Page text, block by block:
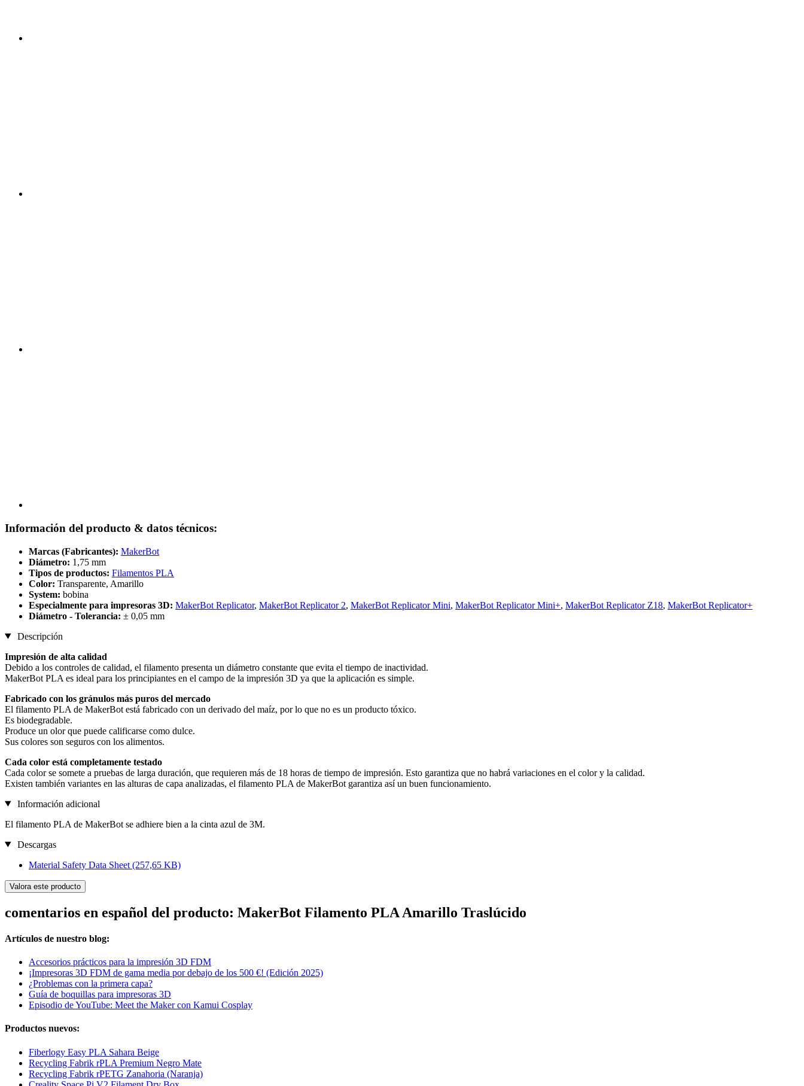
Información del producto & datos técnicos:
Marcas (Fabricantes): MakerBot
Diámetro: 1,75 mm
Tipos de productos: Filamentos PLA
Color: Transparente, Amarillo
System: bobina
Especialmente para impresoras 3D: MakerBot Replicator, MakerBot Replicator 2, MakerBot Replicator Mini, MakerBot Replicator Mini+, MakerBot Replicator Z18, MakerBot Replicator+
Diámetro - Tolerancia: ± 0,05 mm
Descripción
Impresión de alta calidad
Debido a los controles de calidad, el filamento presenta un diámetro constante que evita el tiempo de inactividad.
MakerBot PLA es ideal para los principiantes en el campo de la impresión 3D ya que la aplicación es simple.
Fabricado con los gránulos más puros del mercado
El filamento PLA de MakerBot está fabricado con un derivado del maíz, por lo que no es un producto tóxico.
Es biodegradable.
Produce un olor que puede calificarse como dulce.
Sus colores son seguros con los alimentos.
Cada color está completamente testado
Cada color se somete a pruebas de larga duración, que requieren más de 18 horas de tiempo de impresión. Esto garantiza que no habrá variaciones en el color y la calidad.
Existen también variantes en las alturas de capa analizadas, el filamento PLA de MakerBot garantiza así un buen funcionamiento.
Información adicional
El filamento PLA de MakerBot se adhiere bien a la cinta azul de 3M.
Descargas
Material Safety Data Sheet (257,65 KB)
Valora este producto
comentarios en español del producto: MakerBot Filamento PLA Amarillo Traslúcido
Artículos de nuestro blog:
Accesorios prácticos para la impresión 3D FDM
¡Impresoras 3D FDM de gama media por debajo de los 500 €! (Edición 2025)
¿Problemas con la primera capa?
Guía de boquillas para impresoras 3D
Episodio de YouTube: Meet the Maker con Kamui Cosplay
Productos nuevos:
Fiberlogy Easy PLA Sahara Beige
Recycling Fabrik rPLA Premium Negro Mate
Recycling Fabrik rPETG Zanahoria (Naranja)